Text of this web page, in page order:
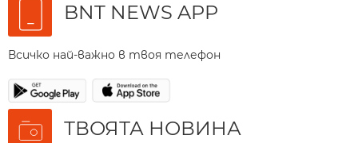
BNT NEWS APP
Всичко най-важно в твоя телефон
ТВОЯТА НОВИНА